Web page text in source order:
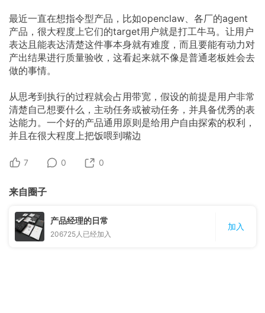
最近一直在想指令型产品，比如openclaw、各厂的agent
产品，很大程度上它们的target用户就是打工牛马。让用户
表达且能表达清楚这件事本身就有难度，而且要能有动力对
产出结果进行质量验收，这看起来就不像是普通老板姓会去
做的事情。
从思考到执行的过程就会占用带宽，假设的前提是用户非常
清楚自己想要什么，主动任务或被动任务，并具备优秀的表
达能力。一个好的产品通用原则是给用户自由探索的权利，
并且在很大程度上把饭喂到嘴边
7 0 0
来自圈子
产品经理的日常
206725 人已经加入
加入